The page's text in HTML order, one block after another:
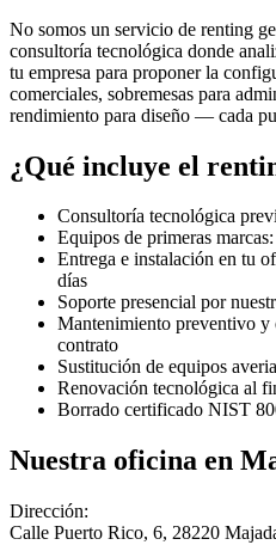
No somos un servicio de renting
consultoría tecnológica donde
tu empresa para proponer la
comerciales, sobremesas para
rendimiento para diseño — cada
¿Qué incluye el
Consultoría tecnológica
Equipos de primeras
Entrega e instalación en tu
días
Soporte presencial por
Mantenimiento preventivo y
contrato
Sustitución de equipos
Renovación tecnológica al
Borrado certificado NIST
Nuestra oficina en
Dirección:
Calle Puerto Rico, 6, 28220